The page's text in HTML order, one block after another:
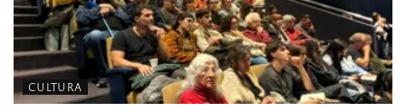
CULTURA